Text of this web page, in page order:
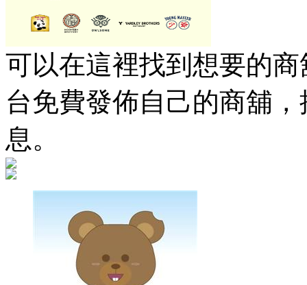
可以在這裡找到想要的商
台免費發佈自己的商舖
息。